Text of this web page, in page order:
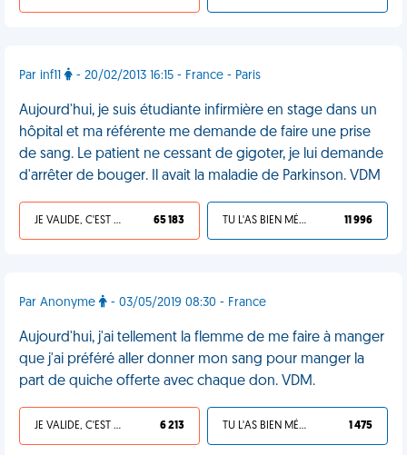
Par inf11 - 20/02/2013 16:15 - France - Paris
Aujourd'hui, je suis étudiante infirmière en stage dans un
hôpital et ma référente me demande de faire une prise
de sang. Le patient ne cessant de gigoter, je lui demande
d'arrêter de bouger. Il avait la maladie de Parkinson. VDM
JE VALIDE, C'EST UNE VDM 65 183 TU L'AS BIEN MÉRITÉ 11 996
Par Anonyme - 03/05/2019 08:30 - France
Aujourd'hui, j'ai tellement la flemme de me faire à manger
que j'ai préféré aller donner mon sang pour manger la
part de quiche offerte avec chaque don. VDM.
JE VALIDE, C'EST UNE VDM 6 213 TU L'AS BIEN MÉRITÉ 1 475